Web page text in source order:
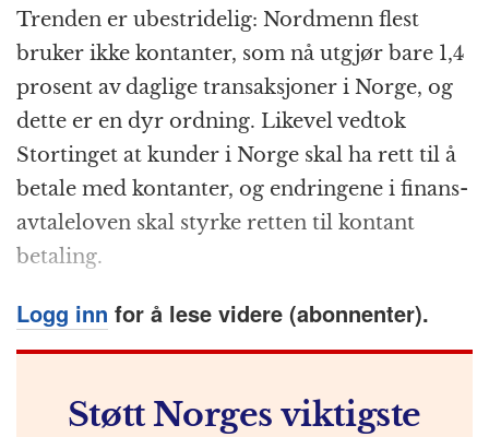
c
e
b
o
o
k
ss
e
n
g
e
r
at
s
A
p
p
a
p
c
h
at
e
g
r
a
m
n
t
ai
l
Trenden er ubestridelig: Nordmenn flest
bruker ikke kontanter, som nå utgjør bare 1,4
prosent av daglige transaksjoner i Norge, og
dette er en dyr ordning. Likevel vedtok
Stortinget at kunder i Norge skal ha rett til å
betale med kontanter, og endringene i finans­
avtale­loven skal styrke retten til kontant
betaling.
Logg inn for å lese videre (abonnenter).
Støtt Norges viktigste